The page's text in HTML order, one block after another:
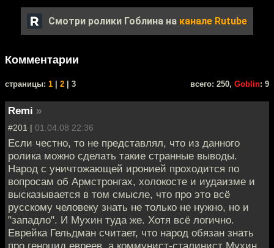
Смотри ролики Гоблина на канале Rutube
Комментарии
cтраницы: 1 2 | 3 всего: 250, Goblin: 9
Remi »
#201 | 01.04.08 22:36
Если честно, то не представлял, что из данного
ролика можно сделать такие странные выводы.
Народ с уничтожающей иронией проходится по
вопросам об Армстронгах, холокосте и иудаизме и
высказывается в том смысле, что про это всё
русскому человеку знать не только не нужно, но и
"западло". И Мухин туда же. Хотя всё логично.
Еврейка Гельдман считает, что народ обязан знать